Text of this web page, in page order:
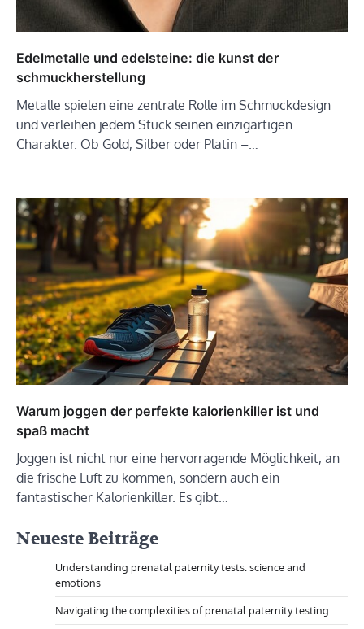
Edelmetalle und edelsteine: die kunst der
schmuckherstellung
Metalle spielen eine zentrale Rolle im Schmuckdesign
und verleihen jedem Stück seinen einzigartigen
Charakter. Ob Gold, Silber oder Platin –…
Warum joggen der perfekte kalorienkiller ist und
spaß macht
Joggen ist nicht nur eine hervorragende Möglichkeit, an
die frische Luft zu kommen, sondern auch ein
fantastischer Kalorienkiller. Es gibt…
Neueste Beiträge
Understanding prenatal paternity tests: science and
emotions
Navigating the complexities of prenatal paternity testing